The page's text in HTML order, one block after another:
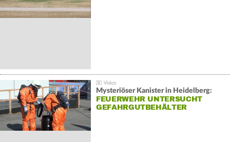
Mysteriöser Kanister in Heidelberg:
FEUERWEHR UNTERSUCHT
GEFAHRGUTBEHÄLTER